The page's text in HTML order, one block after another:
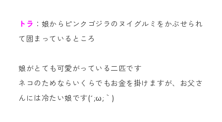
トラ ：娘からピンクゴジラのヌイグルミをかぶせられ
て固まっているところ
娘がとても可愛がっている二匹です
ネコのためならいくらでもお金を掛けますが、お父さ
んには冷たい娘です(´;ω;｀)